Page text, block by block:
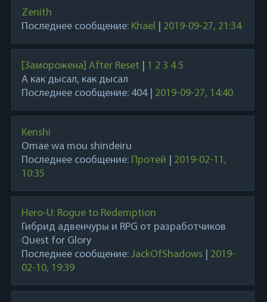
Zenith
Последнее сообщение: Khael 2019-09-27, 21:34
[Заморожена] After Reset 1 2 3 4 5
А как дысал, как дысал
Последнее сообщение: 404| 2019-09-27, 14:40
Kenshi
Omae wa mou shindeiru
Последнее сообщение: Протей
2019-02-11,
10:35
Hero-U: Rogue to Redemption
Гибрид адвенчуры и RPG от разработчиков
Quest for Glory
Последнее сообщение: JackOfShadows| 2019-
02-10, 19:39